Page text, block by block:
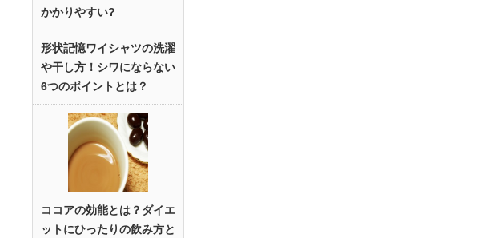
かかりやすい?
形状記憶ワイシャツの洗濯
や干し方！シワにならない
6つのポイントとは？
ココアの効能とは？ダイエ
ットにひったりの飲み方と